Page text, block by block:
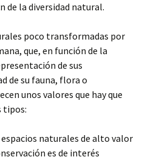
la diversidad natural.
poco transformadas por
que, en función de la
de sus
de su fauna, flora o
unos valores que hay que
tipos:
naturales de alto valor
es de interés